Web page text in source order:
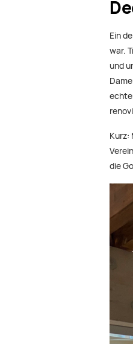
Ein
war.
und
Kurz:
die